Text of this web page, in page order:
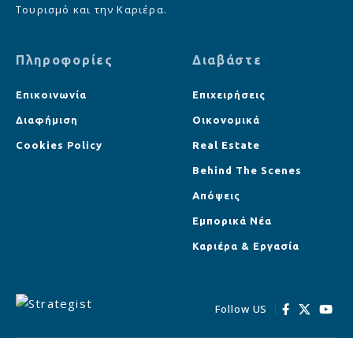
Τουρισμό και την Καριέρα.
Πληροφορίες
Επικοινωνία
Διαφήμιση
Cookies Policy
Διαβάστε
Επιχειρήσεις
Οικονομικά
Real Estate
Behind The Scenes
Απόψεις
Εμπορικά Νέα
Καριέρα & Εργασία
Follow US